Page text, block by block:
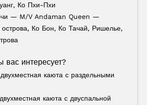
Ко Пхи-Пхи
— M/V Andaman Queen —
Ко Бон, Ко Тачай, Ришелье,
вас интересует?
каюта с раздельными
каюта с двуспальной